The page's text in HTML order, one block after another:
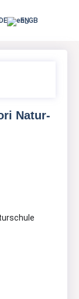
EN
Natur-